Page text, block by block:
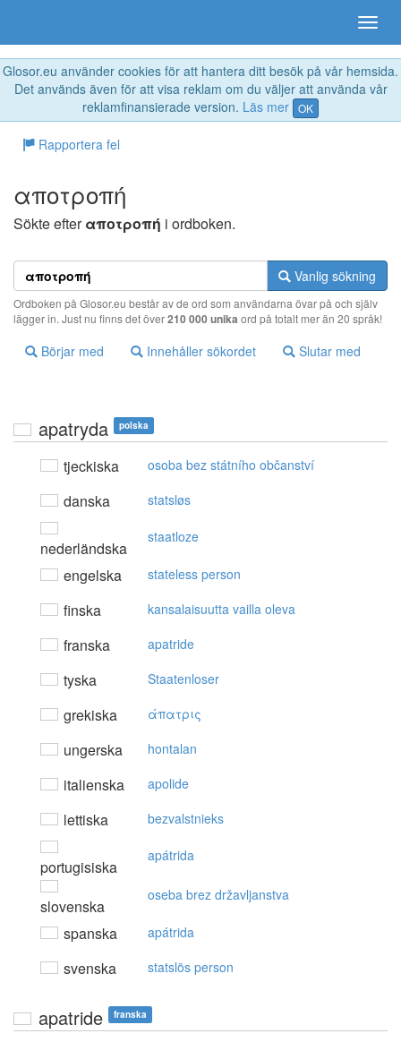
Glosor.eu använder cookies för att hantera ditt besök på vår hemsida.
Det används även för att visa reklam om du väljer att använda vår
reklamfinansierade version. Läs mer OK
Rapportera fel
απoτρoπή
Sökte efterαπoτρoπή i ordboken.
Vanlig sökning
Ordboken på Glosor.eu består av de ord som användarna övar på och själv
lägger in. Just nu finns det över210 000 unika ord på totalt mer än 20 språk!
Börjar med Innehåller sökordet Slutar med
apatryda polska
tjeckiska osoba bez státního občanství
danska statsløs
nederländska
staatloze
engelska stateless person
finska kansalaisuutta vailla oleva
franska apatride
tyska Staatenloser
grekiska άπατρις
ungerska hontalan
italienska apolide
lettiska bezvalstnieks
portugisiska
apátrida
slovenska
oseba brez državljanstva
spanska apátrida
svenska statslös person
apatride franska